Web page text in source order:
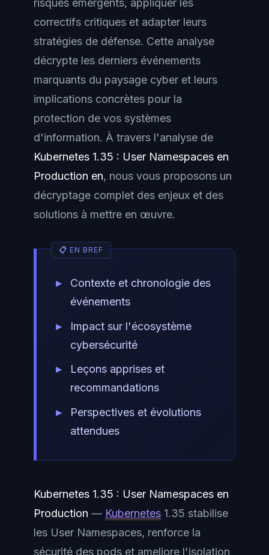
risques émergents, appliquer les
correctifs critiques et adapter leurs
stratégies de défense. Cette analyse
décrypte les derniers événements
marquants du paysage cyber et leurs
implications concrètes pour la
protection de vos systèmes
d'information. À travers l'analyse de
Kubernetes 1.35 : User Namespaces en
Production en, nous vous proposons un
décryptage complet des enjeux et des
solutions à mettre en œuvre.
Contexte et chronologie des
événements
Impact sur l'écosystème
cybersécurité
Leçons apprises et
recommandations
Perspectives et évolutions
attendues
Kubernetes 1.35 : User Namespaces en
Production — Kubernetes 1.35 stabilise
les User Namespaces, renforce la
sécurité des pods et ameliore l'isolation